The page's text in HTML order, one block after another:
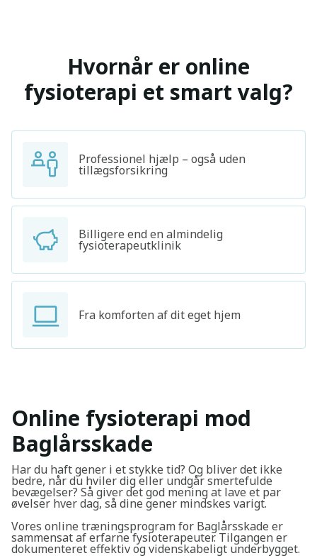
Hvornår er online
fysioterapi et smart valg?
Professionel hjælp – også uden
tillægsforsikring
Billigere end en almindelig
fysioterapeutklinik
Fra komforten af dit eget hjem
Online fysioterapi mod
Baglårsskade
Har du haft gener i et stykke tid? Og bliver det ikke
bedre, når du hviler dig eller undgår smertefulde
bevægelser? Så giver det god mening at lave et par
øvelser hver dag, så dine gener mindskes varigt.
Vores online træningsprogram for Baglårsskade er
sammensat af erfarne fysioterapeuter. Tilgangen er
dokumenteret effektiv og videnskabeligt underbygget.